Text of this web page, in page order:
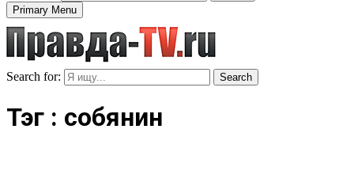
Primary Menu
Search for: Search
Тэг : собянин